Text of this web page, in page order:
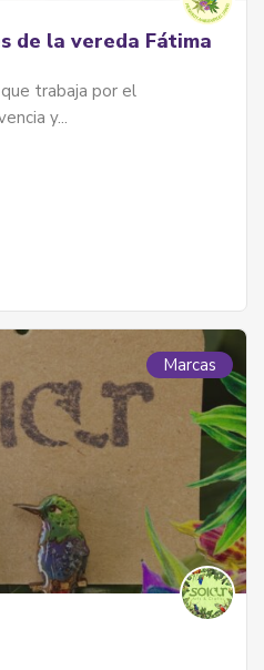
de la vereda Fátima
trabaja por el
y...
Marcas